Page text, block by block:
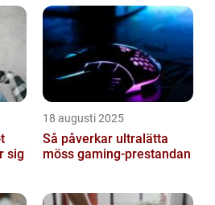
sig
18 augusti 2025
Så påverkar ultralätta
möss gaming-prestandan